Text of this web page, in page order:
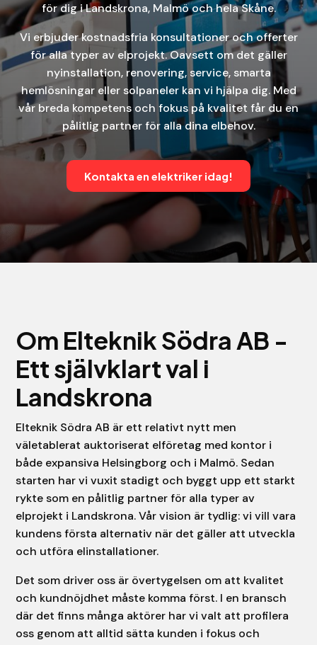
för dig i Landskrona, Malmö och hela Skåne.
Vi erbjuder kostnadsfria konsultationer och offerter
för alla typer av elprojekt. Oavsett om det gäller
nyinstallation, renovering, service, smarta
hemlösningar eller solpaneler kan vi hjälpa dig. Med
vår breda kompetens och fokus på kvalitet får du en
pålitlig partner för alla dina elbehov.
Kontakta en elektriker idag!
Om Elteknik Södra AB -
Ett självklart val i
Landskrona
Elteknik Södra AB är ett relativt nytt men
väletablerat auktoriserat elföretag med kontor i
både expansiva Helsingborg och i Malmö. Sedan
starten har vi vuxit stadigt och byggt upp ett starkt
rykte som en pålitlig partner för alla typer av
elprojekt i Landskrona. Vår vision är tydlig: vi vill vara
kundens första alternativ när det gäller att utveckla
och utföra elinstallationer.
Det som driver oss är övertygelsen om att kvalitet
och kundnöjdhet måste komma först. I en bransch
där det finns många aktörer har vi valt att profilera
oss genom att alltid sätta kunden i fokus och